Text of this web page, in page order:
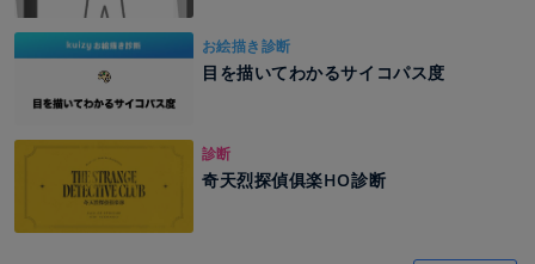
お絵描き診断
目を描いてわかるサイコパス度
診断
奇天烈探偵俱楽HO診断